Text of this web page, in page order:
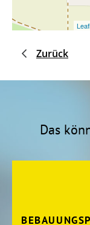
Zurück
Das